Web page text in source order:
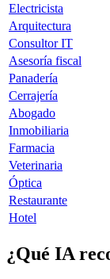
Electricista
Arquitectura
Consultor IT
Asesoría fiscal
Panadería
Cerrajería
Abogado
Inmobiliaria
Farmacia
Veterinaria
Óptica
Restaurante
Hotel
¿Qué IA